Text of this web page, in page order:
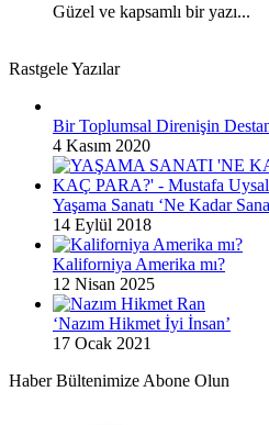
Güzel ve kapsamlı bir yazı...
Rastgele Yazılar
Bir Toplumsal Direnişin
4 Kasım 2020
Yaşama Sanatı ‘Ne Kadar
14 Eylül 2018
Kaliforniya Amerika mı?
12 Nisan 2025
‘Nazım Hikmet İyi İnsan’
17 Ocak 2021
Haber Bültenimize Abone Olun